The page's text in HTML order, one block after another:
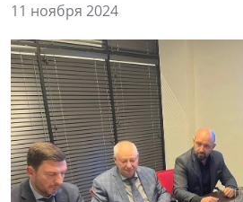
11 ноября 2024